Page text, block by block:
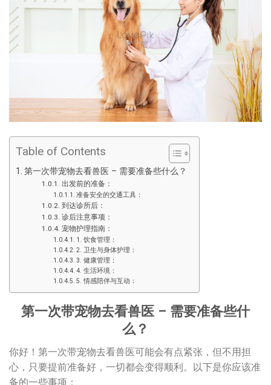
Table of Contents
第一次带宠物去看兽医 – 需要准备些什么？
出发前的准备：
准备安全的交通工具：
到达诊所后：
诊后注意事项：
宠物护理指南：
1. 饮食管理：
2. 卫生与身体护理：
3. 健康管理：
4. 生活环境：
5. 情感陪伴与互动：
第一次带宠物去看兽医 – 需要准备些什
么？
你好！第一次带宠物去看兽医可能会有点紧张，但不用担
心，只要提前准备好，一切都会变得顺利。以下是你应该准
备的一些事项：